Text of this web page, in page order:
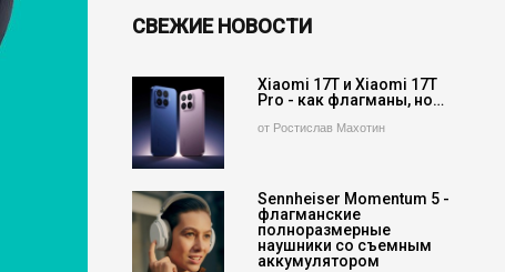
СВЕЖИЕ НОВОСТИ
Xiaomi 17T и Xiaomi 17T
Pro - как флагманы, но…
от Ростислав Махотин
Sennheiser Momentum 5 -
флагманские
полноразмерные
наушники со съемным
аккумулятором